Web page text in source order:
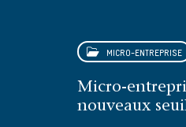
MICRO-ENTREPRISE
Micro-
nouveaux